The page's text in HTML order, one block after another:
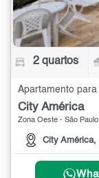
2 quartos
Apartamento para
City América
Zona Oeste - São Paulo
City América,